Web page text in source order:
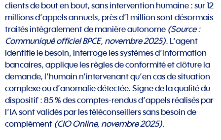
clients de bout en bout, sans intervention humaine : sur 12
millions d’appels annuels, près d’1 million sont désormais
traités intégralement de manière autonome (Source :
Communiqué officiel BPCE, novembre 2025). L’agent
identifie le besoin, interroge les systèmes d’information
bancaires, applique les règles de conformité et clôture la
demande, l’humain n’intervenant qu’en cas de situation
complexe ou d’anomalie détectée. Signe de la qualité du
dispositif : 85 % des comptes-rendus d’appels réalisés par
l’IA sont validés par les téléconseillers sans besoin de
complément (CIO Online, novembre 2025).